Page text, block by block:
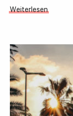
Weiterlesen